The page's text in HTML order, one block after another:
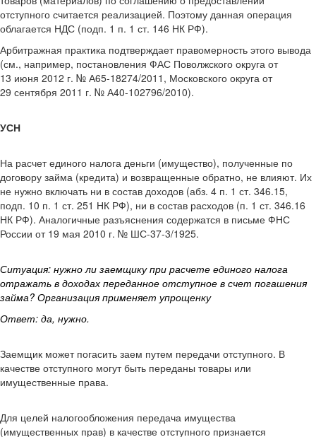
отступного считается реализацией. Поэтому данная операция
облагается НДС (подп. 1 п. 1 ст. 146 НК РФ).
Арбитражная практика подтверждает правомерность этого вывода
(см., например, постановления ФАС Поволжского округа от
13 июня 2012 г. № А65-18274/2011, Московского округа от
29 сентября 2011 г. № А40-102796/2010).
УСН
На расчет единого налога деньги (имущество), полученные по
договору займа (кредита) и возвращенные обратно, не влияют. Их
не нужно включать ни в состав доходов (абз. 4 п. 1 ст. 346.15,
подп. 10 п. 1 ст. 251 НК РФ), ни в состав расходов (п. 1 ст. 346.16
НК РФ). Аналогичные разъяснения содержатся в письме ФНС
России от 19 мая 2010 г. № ШС-37-3/1925.
Ситуация: нужно ли заемщику при расчете единого налога
отражать в доходах переданное отступное в счет погашения
займа? Организация применяет упрощенку
Ответ: да, нужно.
Заемщик может погасить заем путем передачи отступного. В
качестве отступного могут быть переданы товары или
имущественные права.
Для целей налогообложения передача имущества
(имущественных прав) в качестве отступного признается